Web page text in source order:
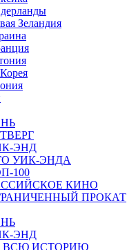
Зеландия
ЭНД
УИК-ЭНДА
100
КИНО
ПРОКАТ
ЭНД
ВСЮ ИСТОРИЮ